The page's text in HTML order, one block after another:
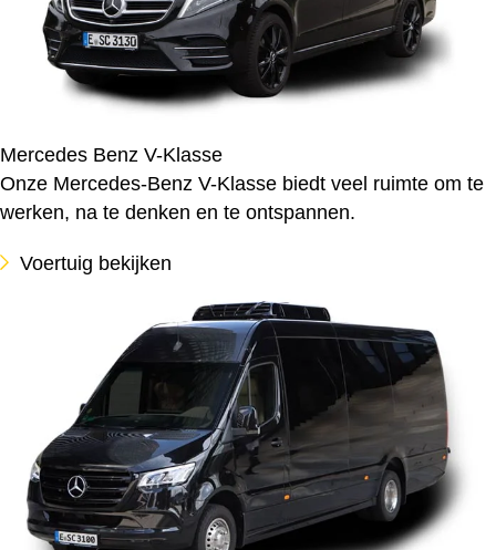
Mercedes Benz V-Klasse
Onze Mercedes-Benz V-Klasse biedt veel ruimte om te
werken, na te denken en te ontspannen.
Voertuig bekijken